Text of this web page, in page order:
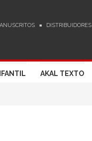
DISTRIBUIDORES
AKAL TEXTO